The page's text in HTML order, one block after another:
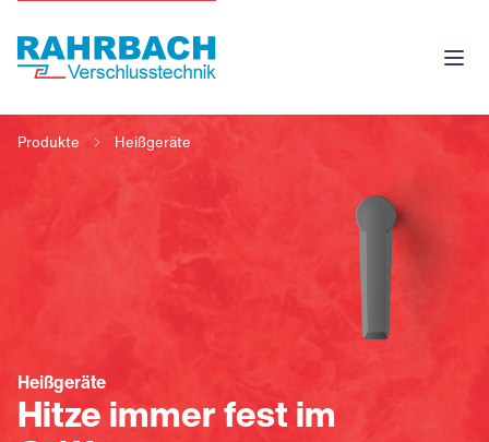
Produkte Heißgeräte
Heißgeräte
Hitze immer fest im